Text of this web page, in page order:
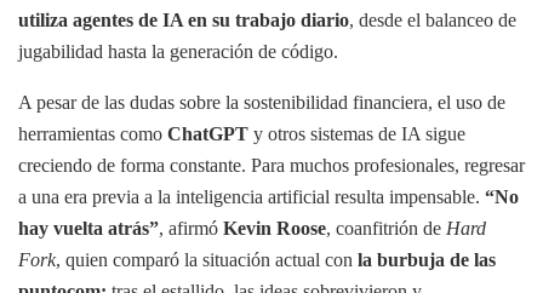
utiliza agentes de IA en su trabajo diario, desde el balanceo de
jugabilidad hasta la generación de código.
A pesar de las dudas sobre la sostenibilidad financiera, el uso de
herramientas como ChatGPT y otros sistemas de IA sigue
creciendo de forma constante. Para muchos profesionales, regresar
a una era previa a la inteligencia artificial resulta impensable. “No
hay vuelta atrás”, afirmó Kevin Roose, coanfitrión de Hard
Fork, quien comparó la situación actual con la burbuja de las